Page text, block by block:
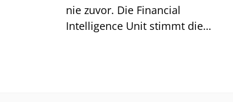
nie zuvor. Die Financial
Intelligence Unit stimmt die